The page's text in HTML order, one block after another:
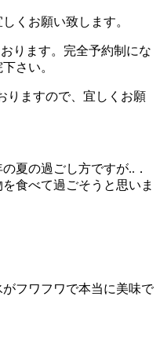
くお願い致します。
ります。完全予約制にな
さい。
りますので、宜しくお願
夏の過ごし方ですが..．
食べて過ごそうと思いま
フワフワで本当に美味で